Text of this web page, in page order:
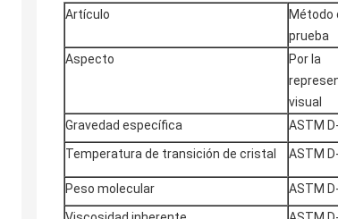
Artículo
Método
prueba
Aspecto
Por la
visual
Gravedad específica ASTM
Temperatura de transición de cristal
ASTM
Peso molecular ASTM